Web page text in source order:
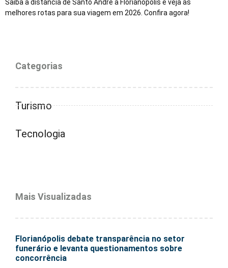
Saiba a distância de Santo André a Florianópolis e veja as
melhores rotas para sua viagem em 2026. Confira agora!
Categorias
Turismo
Tecnologia
Mais Visualizadas
Florianópolis debate transparência no setor
funerário e levanta questionamentos sobre
concorrência